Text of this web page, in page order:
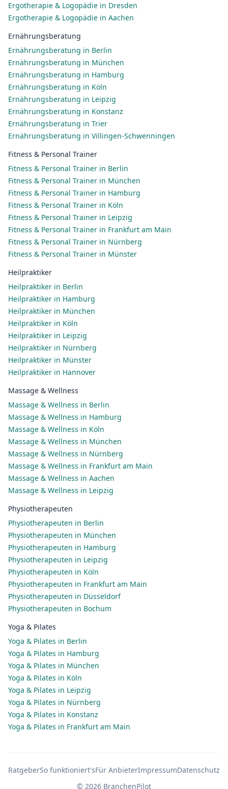
Ergotherapie & Logopädie in Dresden
Ergotherapie & Logopädie in Aachen
Ernährungsberatung
Ernährungsberatung in Berlin
Ernährungsberatung in München
Ernährungsberatung in Hamburg
Ernährungsberatung in Köln
Ernährungsberatung in Leipzig
Ernährungsberatung in Konstanz
Ernährungsberatung in Trier
Ernährungsberatung in Villingen-Schwenningen
Fitness & Personal Trainer
Fitness & Personal Trainer in Berlin
Fitness & Personal Trainer in München
Fitness & Personal Trainer in Hamburg
Fitness & Personal Trainer in Köln
Fitness & Personal Trainer in Leipzig
Fitness & Personal Trainer in Frankfurt am Main
Fitness & Personal Trainer in Nürnberg
Fitness & Personal Trainer in Münster
Heilpraktiker
Heilpraktiker in Berlin
Heilpraktiker in Hamburg
Heilpraktiker in München
Heilpraktiker in Köln
Heilpraktiker in Leipzig
Heilpraktiker in Nürnberg
Heilpraktiker in Münster
Heilpraktiker in Hannover
Massage & Wellness
Massage & Wellness in Berlin
Massage & Wellness in Hamburg
Massage & Wellness in Köln
Massage & Wellness in München
Massage & Wellness in Nürnberg
Massage & Wellness in Frankfurt am Main
Massage & Wellness in Aachen
Massage & Wellness in Leipzig
Physiotherapeuten
Physiotherapeuten in Berlin
Physiotherapeuten in München
Physiotherapeuten in Hamburg
Physiotherapeuten in Leipzig
Physiotherapeuten in Köln
Physiotherapeuten in Frankfurt am Main
Physiotherapeuten in Düsseldorf
Physiotherapeuten in Bochum
Yoga & Pilates
Yoga & Pilates in Berlin
Yoga & Pilates in Hamburg
Yoga & Pilates in München
Yoga & Pilates in Köln
Yoga & Pilates in Leipzig
Yoga & Pilates in Nürnberg
Yoga & Pilates in Konstanz
Yoga & Pilates in Frankfurt am Main
RatgeberSo funktioniert'sFür AnbieterImpressumDatenschutz
© 2026 BranchenPilot